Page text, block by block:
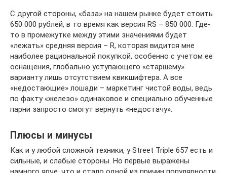
С другой стороны, «база» на нашем рынке будет стоить
650 000 рублей, в то время как версия RS – 850 000. Где-
то в промежутке между этими значениями будет
«лежать» средняя версия – R, которая видится мне
наиболее рациональной покупкой, особенно с учетом ее
оснащения, глобально уступающего «старшему»
варианту лишь отсутствием квикшифтера. А все
«недостающие» лошади – маркетинг чистой воды, ведь
по факту «железо» одинаковое и специально обученные
парни запросто смогут вернуть «недостачу».
Плюсы и минусы
Как и у любой сложной техники, у Street Triple 657 есть и
сильные, и слабые стороны. Но первые выражены